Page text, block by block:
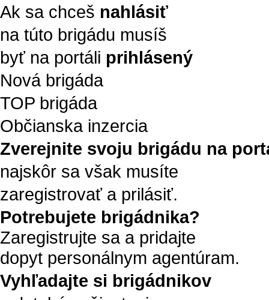
Ak sa chceš nahlásiť
na túto brigádu musíš
byť na portáli prihlásený
Nová brigáda
TOP brigáda
Občianska inzercia
Zverejnite svoju brigádu na
najskôr sa však musíte
zaregistrovať a prilásiť.
Potrebujete brigádnika?
Zaregistrujte sa a pridajte
dopyt personálnym agentúram.
Vyhľadajte si brigádnikov